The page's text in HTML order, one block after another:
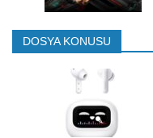
DOSYA KONUSU